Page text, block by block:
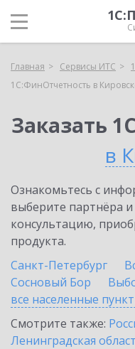
Главная Сервисы ИТС
1С:ФинОтчетность в
Заказать
в
Ознакомьтесь с
выберите партнёра
консультацию,
продукта.
Санкт-Петербург
Сосновый Бор
все населенные
Смотрите также:
Ленинградская